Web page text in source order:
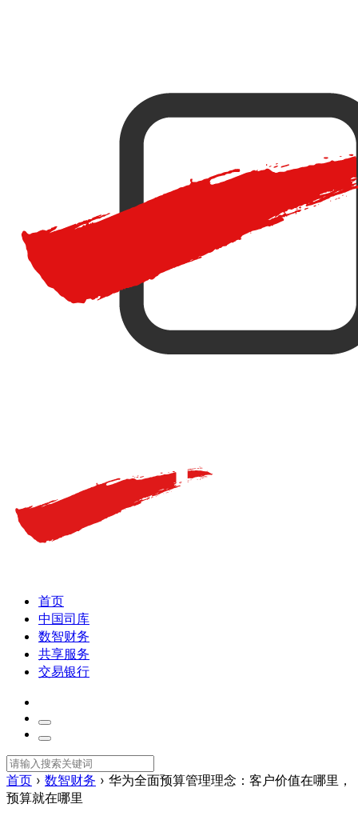
首页
中国司库
数智财务
共享服务
交易银行
首页 › 数智财务 › 华为全面预算管理理念：客户价值在哪里，
预算就在哪里